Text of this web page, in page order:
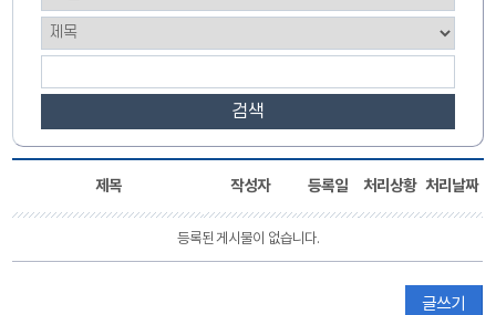
검색
제목 작성자 등록일 처리상황 처리날짜
등록된 게시물이 없습니다.
글쓰기